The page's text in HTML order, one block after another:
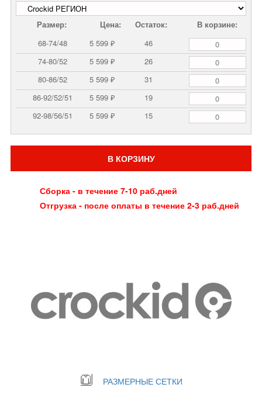
Размер: Цена: Остаток:
В корзине:
68-74/48
5 599 ₽
46
74-80/52
5 599 ₽
26
80-86/52
5 599 ₽
31
86-92/52/51
5 599 ₽
19
92-98/56/51
5 599 ₽ 15
В КОРЗИНУ
Сборка - в течение 7-10 раб.дней
Отгрузка - после оплаты в течение 2-3 раб.дней
РАЗМЕРНЫЕ СЕТКИ